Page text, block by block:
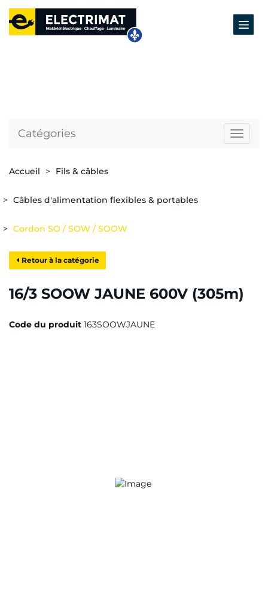
Catégories
Accueil Fils & câbles
Câbles d'alimentation flexibles & portables
Cordon SO / SOW / SOOW
Retour à la catégorie
16/3 SOOW JAUNE 600V (305m)
Code du produit 163SOOWJAUNE